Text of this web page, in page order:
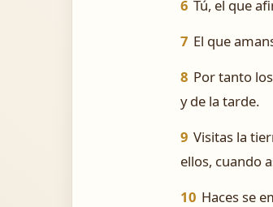
6 Tú, el que
7 El que
8 Por tanto
y de la tarde.
9 Visitas la
ellos, cuando
10 Haces se